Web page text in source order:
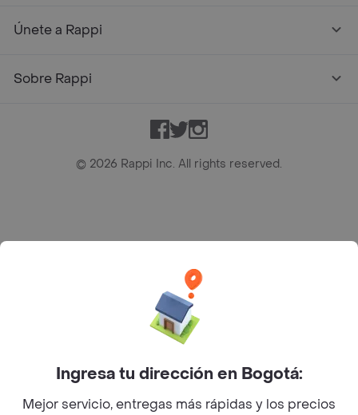
Únete a Rappi
Sobre Rappi
Facebook
TwitterInstagram
© 2026 Rappi Inc. All rights reserved.
Bogotá D.C. --- notificacionesrappi@rappi.com
Ingresa tu dirección en Bogotá:
Mejor servicio, entregas más rápidas y los precios